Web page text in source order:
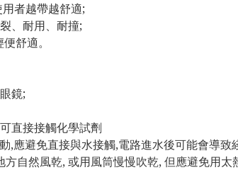
者越帶越舒適;
、耐用、耐撞;
舒適。
鏡;
直接接觸化學試劑
,應避免直接與水接觸,電路進水後可能會導致
自然風乾, 或用風筒慢慢吹乾, 但應避免用太